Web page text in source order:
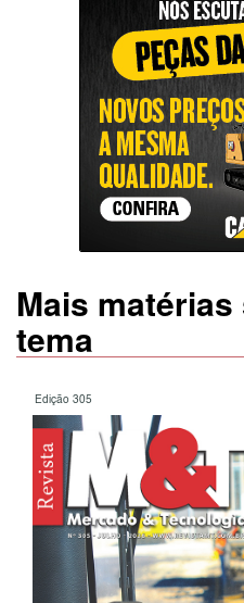
Mais
tema
Edição 305